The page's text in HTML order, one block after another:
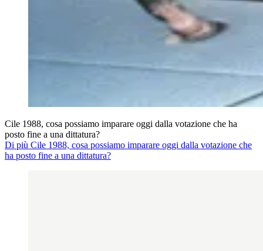
Cile 1988, cosa possiamo imparare oggi dalla votazione che ha
posto fine a una dittatura?
Di più Cile 1988, cosa possiamo imparare oggi dalla votazione che
ha posto fine a una dittatura?